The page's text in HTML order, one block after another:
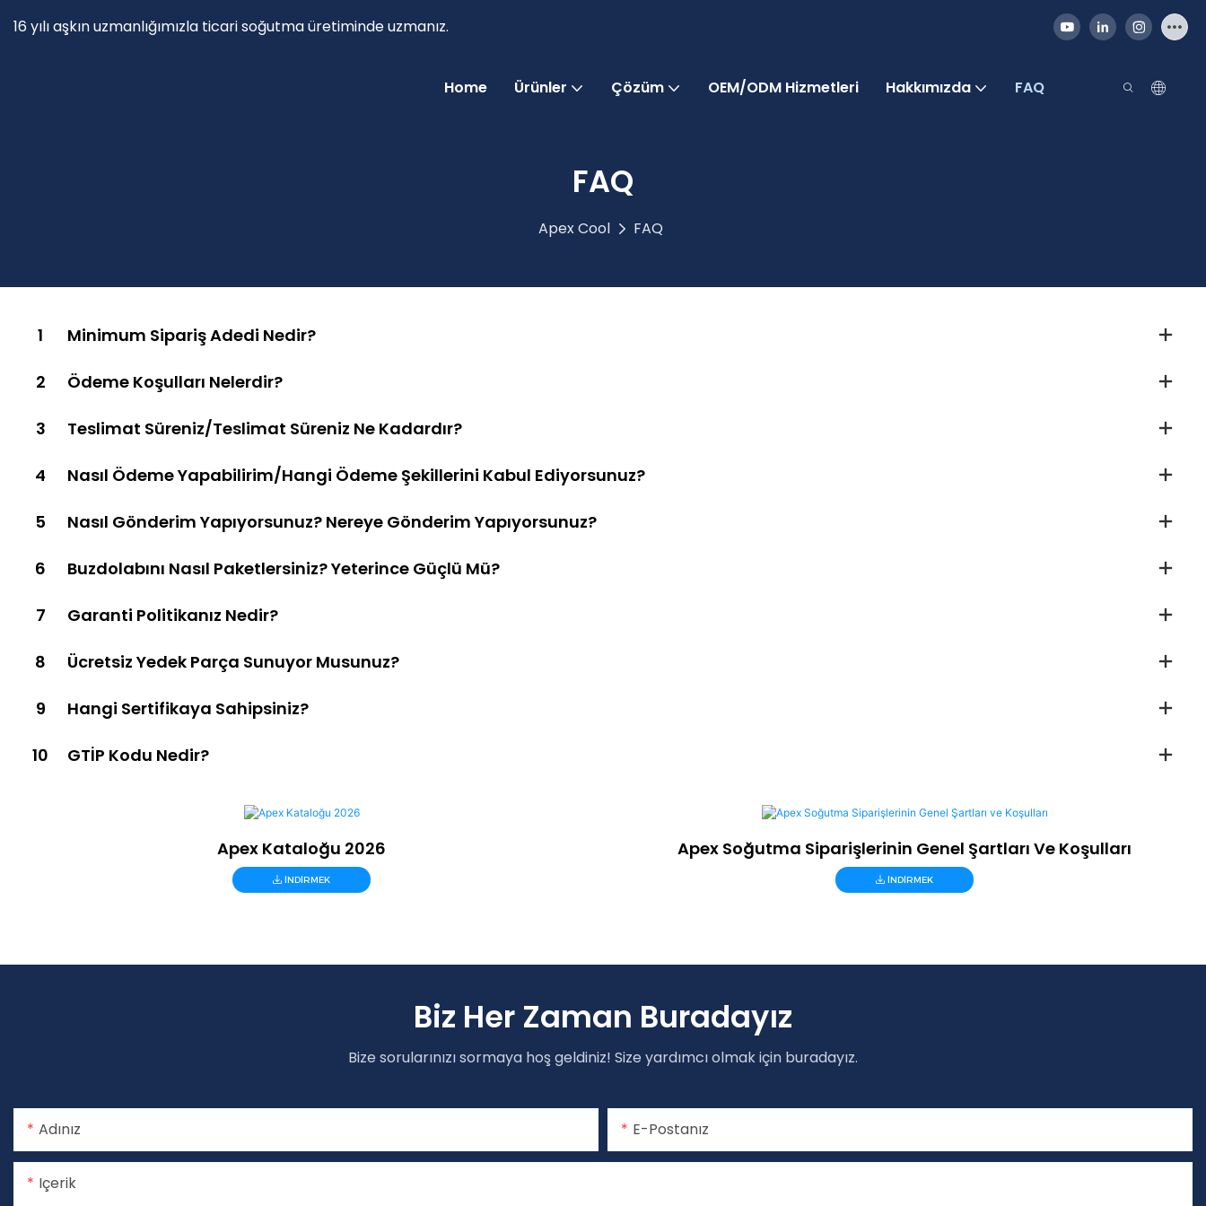
16 yılı aşkın uzmanlığımızla ticari soğutma üretiminde uzmanız.
Home Ürünler Çözüm OEM/ODM Hizmetleri Hakkımızda FAQ
FAQ
Apex Cool FAQ
1 Minimum Sipariş Adedi Nedir?
2 Ödeme Koşulları Nelerdir?
3 Teslimat Süreniz/Teslimat Süreniz Ne Kadardır?
4 Nasıl Ödeme Yapabilirim/Hangi Ödeme Şekillerini Kabul Ediyorsunuz?
5 Nasıl Gönderim Yapıyorsunuz? Nereye Gönderim Yapıyorsunuz?
6 Buzdolabını Nasıl Paketlersiniz? Yeterince Güçlü Mü?
7 Garanti Politikanız Nedir?
8 Ücretsiz Yedek Parça Sunuyor Musunuz?
9 Hangi Sertifikaya Sahipsiniz?
10 GTİP Kodu Nedir?
Apex Kataloğu 2026
INDIRMEK
Apex Soğutma Siparişlerinin Genel Şartları Ve Koşulları
INDIRMEK
Biz Her Zaman Buradayız
Bize sorularınızı sormaya hoş geldiniz! Size yardımcı olmak için buradayız.
Adınız E-Postanız
Içerik